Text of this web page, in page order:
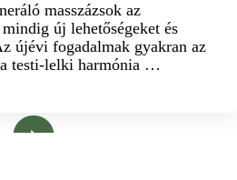
masszázsok az
új lehetőségeket és
újévi fogadalmak gyakran az
a testi-lelki harmónia …